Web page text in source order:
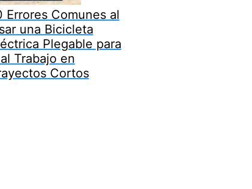
Errores Comunes al
una Bicicleta
Plegable para
Trabajo en
Cortos